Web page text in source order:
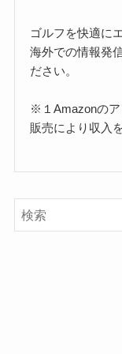
ゴルフを快適に
海外での情報発
ださい。
※１Amazonのア
販売により収入